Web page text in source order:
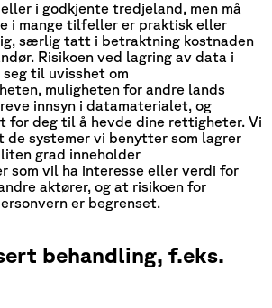
i godkjente tredjeland, men må
i mange tilfeller er praktisk eller
særlig tatt i betraktning kostnaden
Risikoen ved lagring av data i
til uvisshet om
muligheten for andre lands
innsyn i datamaterialet, og
for deg til å hevde dine rettigheter. Vi
de systemer vi benytter som lagrer
grad inneholder
som vil ha interesse eller verdi for
aktører, og at risikoen for
er begrenset.
behandling, f.eks.